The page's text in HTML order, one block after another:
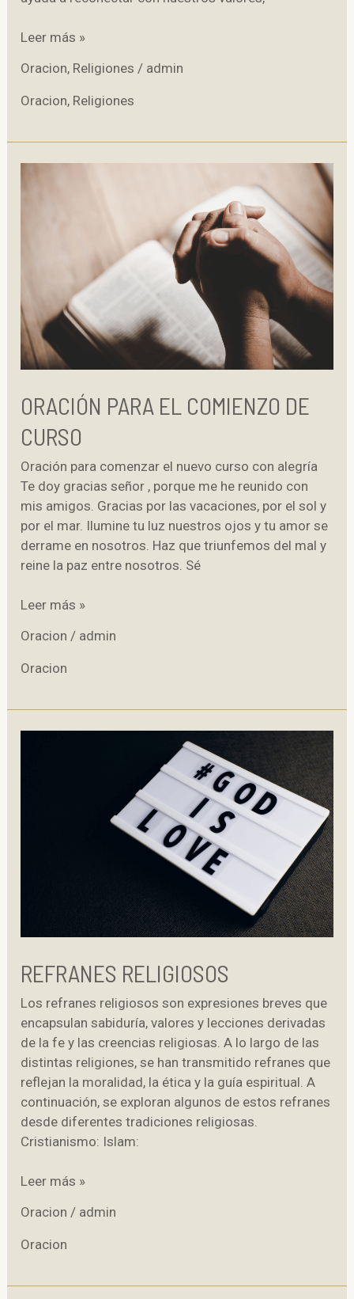
Oraciones
bendecir
la
Leer más »
Oracion, Religiones / admin
Oracion, Religiones
ORACIÓN PARA EL COMIENZO DE
CURSO
Oración para comenzar el nuevo curso con alegría
Te doy gracias señor , porque me he reunido con
mis amigos. Gracias por las vacaciones, por el sol y
por el mar. Ilumine tu luz nuestros ojos y tu amor se
derrame en nosotros. Haz que triunfemos del mal y
reine la paz entre nosotros. Sé
Oración
el
comienzo
Leer más »
Oracion / admin
Oracion
REFRANES RELIGIOSOS
Los refranes religiosos son expresiones breves que
encapsulan sabiduría, valores y lecciones derivadas
de la fe y las creencias religiosas. A lo largo de las
distintas religiones, se han transmitido refranes que
reflejan la moralidad, la ética y la guía espiritual. A
continuación, se exploran algunos de estos refranes
desde diferentes tradiciones religiosas.
Cristianismo: Islam:
Refranes
Leer más »
Oracion / admin
Oracion